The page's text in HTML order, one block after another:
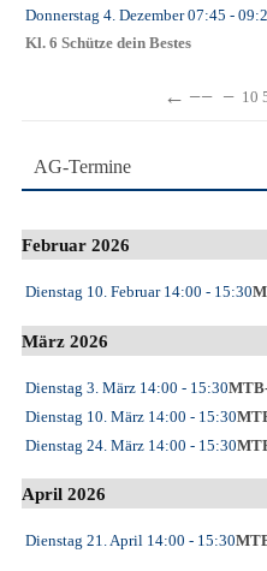
Donnerstag 4. Dezember07:45 -
Kl. 6 Schütze dein Bestes
← −− − 10
AG-Termine
Februar 2026
Dienstag 10. Februar14:00 - 15:30
März 2026
Dienstag 3. März 14:00 - 15:30
Dienstag 10. März 14:00 - 15:30
Dienstag 24. März 14:00 - 15:30
April 2026
Dienstag 21. April 14:00 - 15:30